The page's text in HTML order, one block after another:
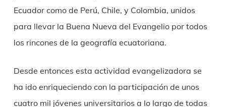
Ecuador como de Perú, Chile, y Colombia, unidos
para llevar la Buena Nueva del Evangelio por todos
los rincones de la geografía ecuatoriana.
Desde entonces esta actividad evangelizadora se
ha ido enriqueciendo con la participación de unos
cuatro mil jóvenes universitarios a lo largo de todas